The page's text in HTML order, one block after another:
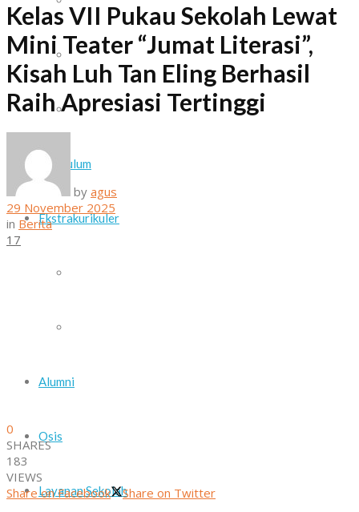
Daftar Guru dan Staf Sekolah
Sarana dan Prasarana
Kurikulum
Ekstrakurikuler
Alumni
Osis
Layanan Sekolah
Kelas VII Pukau Sekolah Lewat
Mini Teater “Jumat Literasi”,
Kisah Luh Tan Eling Berhasil
Raih Apresiasi Tertinggi
by agus
29 November 2025
in Berita
17
0
SHARES
183
VIEWS
Share on Facebook
Share on Twitter